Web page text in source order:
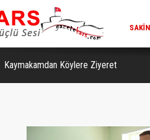
Kaymakamdan Köylere Ziyeret